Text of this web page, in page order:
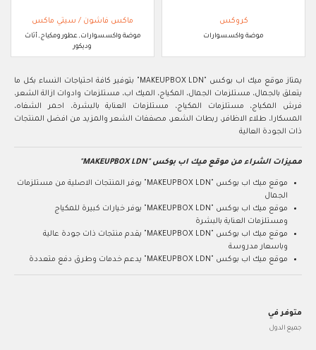
كروكس
موضة واكسسوارات
ماكس فاشون / سيتي ماكس
موضة واكسسوارات, عطور ومكياج, أثاث
وديكور
يمتاز موقع ميك اب بوكس "MAKEUPBOX LDN" بتوفير كافة احتياجات النساء بكل ما
يتعلق بالجمال، مستلزمات الجمال، المكياج، الميك اب، مستلزمات وادوات ازالة الشعر،
فرش المكياج، مستلزمات المكياج، مستلزمات العناية بالبشرة، احمر الشفاه،
المسكارا، طلاء الاظافر، ربطات الشعر، مصففات الشعر والمزيد من افضل المنتجات
ذات الجودة العالية
مميزات الشراء من موقع ميك اب بوكس "MAKEUPBOX LDN"
موقع ميك اب بوكس "MAKEUPBOX LDN" يوفر المنتجات الاصلية من مستلزمات
الجمال
موقع ميك اب بوكس "MAKEUPBOX LDN" يوفر خيارات كبيرة للمكياج
ومستلزمات العناية بالبشرة
موقع ميك اب بوكس "MAKEUPBOX LDN" يقدم منتجات ذات جودة عالية
وباسعار مدروسة
موقع ميك اب بوكس "MAKEUPBOX LDN" يدعم خدمات وطرق دفع متعددة
متوفر في
جميع الدول